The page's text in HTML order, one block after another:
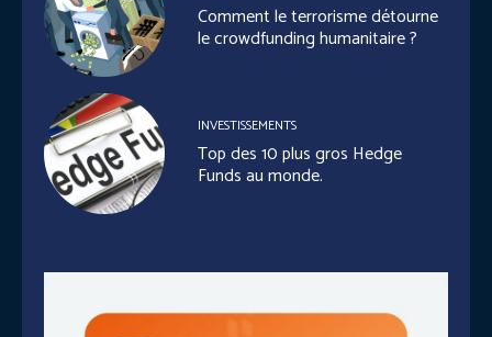
Comment le terrorisme détourne
le crowdfunding humanitaire ?
INVESTISSEMENTS
Top des 10 plus gros Hedge
Funds au monde.